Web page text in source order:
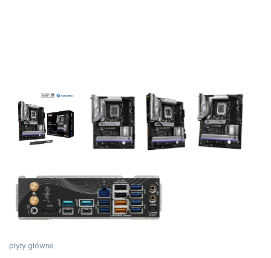
płyty główne